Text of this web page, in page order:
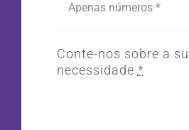
Conte-nos sobre a
necessidade *